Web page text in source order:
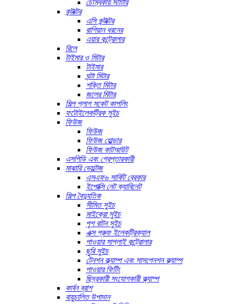
চৌম্বকীয় স্টার্টার
কন্টাক্টর
এসি কন্টাক্টর
রাশিয়ান ধরনের
এয়ার কন্ট্রোলার
রিলে
টাইমার ও মিটার
টাইমার
ঘন্টা মিটার
শক্তি মিটার
জলের মিটার
শিল্প প্লাগ সকেট কাপলিং
ফটোইলেকট্রিক সুইচ
ফিউজ
ফিউজ
ফিউজ হোল্ডার
ফিউজ কাটআউট
এসপিডি এবং গ্রেপ্তারকারী
মাঝারি ভোল্টেজ
এসএফ৬ সার্কিট ব্রেকার
ইপোক্সি নেট ক্যাবিনেট
শিল্প বৈদ্যুতিক
সীমিত সুইচ
মাইক্রো সুইচ
পুশ বাটন সুইচ
এক্স প্রুফ ইলেকট্রিক্যাল
পাওয়ার সাপ্লাই কন্ট্রোলার
ছুরি সুইচ
টেনশন ক্ল্যাম্প এবং সাসপেনশন ক্ল্যাম্প
পাওয়ার ফিটিং
ছিদ্রকারী সংযোগকারী ক্ল্যাম্প
কার্বন ব্রাশ
বায়ুচালিত উপাদান